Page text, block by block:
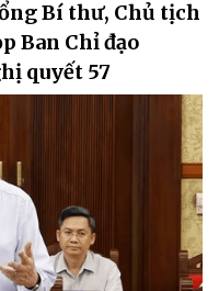
Bí thư, Chủ tịch
Ban Chỉ đạo
quyết 57